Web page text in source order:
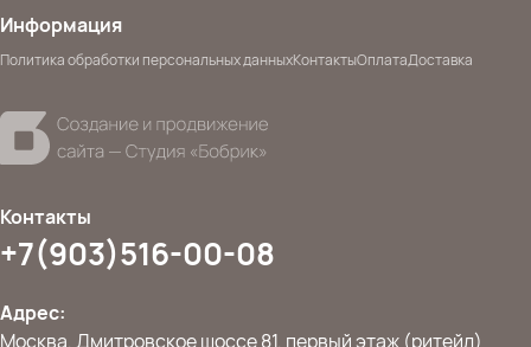
Информация
Политика обработки персональных данныхКонтактыОплатаДоставка
Контакты
+7(903)516-00-08
Адрес:
Москва, Дмитровское шоссе 81, первый этаж (ритейл)